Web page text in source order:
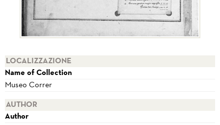
LOCALIZZAZIONE
Name of Collection
Museo Correr
AUTHOR
Author